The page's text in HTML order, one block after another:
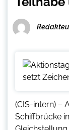
(CIS-intern) –
Schiffbrücke